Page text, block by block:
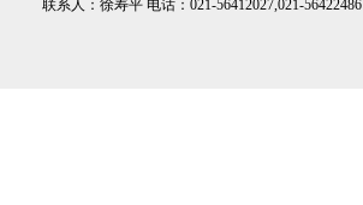
联系人：徐寿平 电话：021-56412027,021-56422486